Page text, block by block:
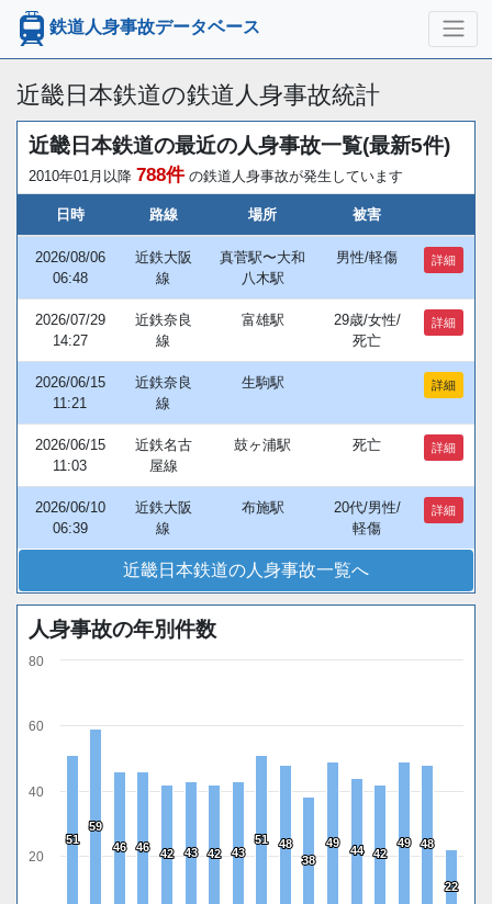
鉄道人身事故データベース
近畿日本鉄道の鉄道人身事故統計
近畿日本鉄道の最近の人身事故一覧(最新5件)
2010年01月以降 788件の鉄道人身事故が発生しています
日時 路線 場所 被害
2026/08/06
06:48
近鉄大阪
線
真菅駅〜大和
八木駅
男性/軽傷 詳細
2026/07/29
14:27
近鉄奈良
線
富雄駅
29歳/女性/
死亡
詳細
2026/06/15
11:21
近鉄奈良
線
生駒駅 詳細
2026/06/15
11:03
近鉄名古
屋線
鼓ヶ浦駅 死亡 詳細
2026/06/10
06:39
近鉄大阪
線
布施駅
20代/男性/
軽傷
詳細
近畿日本鉄道の人身事故一覧へ
人身事故の年別件数
51
51
59
59
46
46 46
46 42
42 43
43 42
42 43
43
51
51 48
48
38
38
49
49
44
44 42
42
49
49 48
48
22
22
20
40
60
80